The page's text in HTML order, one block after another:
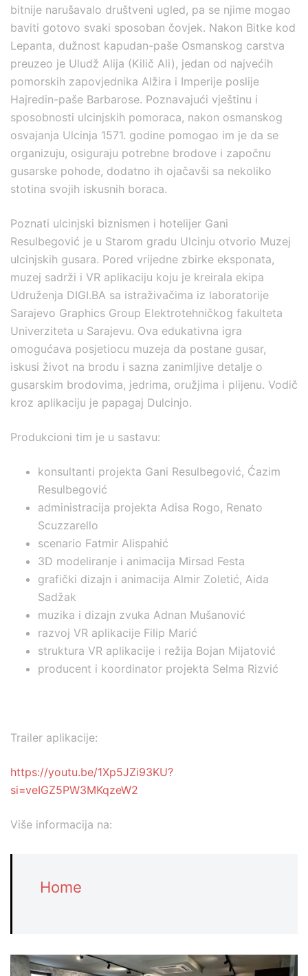
bitnije narušavalo društveni ugled, pa se njime mogao
baviti gotovo svaki sposoban čovjek. Nakon Bitke kod
Lepanta, dužnost kapudan-paše Osmanskog carstva
preuzeo je Uludž Alija (Kilič Ali), jedan od najvećih
pomorskih zapovjednika Alžira i Imperije poslije
Hajredin-paše Barbarose. Poznavajući vještinu i
sposobnosti ulcinjskih pomoraca, nakon osmanskog
osvajanja Ulcinja 1571. godine pomogao im je da se
organizuju, osiguraju potrebne brodove i započnu
gusarske pohode, dodatno ih ojačavši sa nekoliko
stotina svojih iskusnih boraca.
Poznati ulcinjski biznismen i hotelijer Gani
Resulbegović je u Starom gradu Ulcinju otvorio Muzej
ulcinjskih gusara. Pored vrijedne zbirke eksponata,
muzej sadrži i VR aplikaciju koju je kreirala ekipa
Udruženja DIGI.BA sa istraživačima iz laboratorije
Sarajevo Graphics Group Elektrotehničkog fakulteta
Univerziteta u Sarajevu. Ova edukativna igra
omogućava posjetiocu muzeja da postane gusar,
iskusi život na brodu i sazna zanimljive detalje o
gusarskim brodovima, jedrima, oružjima i plijenu. Vodič
kroz aplikaciju je papagaj Dulcinjo.
Produkcioni tim je u sastavu:
konsultanti projekta Gani Resulbegović, Ćazim
Resulbegović
administracija projekta Adisa Rogo, Renato
Scuzzarello
scenario Fatmir Alispahić
3D modeliranje i animacija Mirsad Festa
grafički dizajn i animacija Almir Zoletić, Aida
Sadžak
muzika i dizajn zvuka Adnan Mušanović
razvoj VR aplikacije Filip Marić
struktura VR aplikacije i režija Bojan Mijatović
producent i koordinator projekta Selma Rizvić
Trailer aplikacije:
https://youtu.be/1Xp5JZi93KU?
si=veIGZ5PW3MKqzeW2
Više informacija na:
Home